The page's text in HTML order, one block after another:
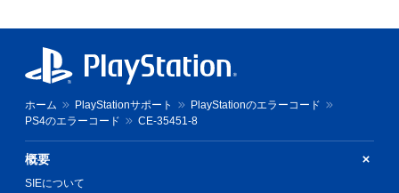
ホーム PlayStationサポート
PlayStationのエラーコード
PS4のエラーコード
CE-35451-8
概要
SIEについて